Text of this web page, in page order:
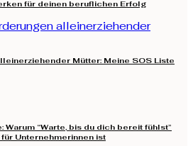
für deinen beruflichen Erfolg
Mütter: Meine SOS Liste
“Warte, bis du dich bereit fühlst”
Unternehmerinnen ist